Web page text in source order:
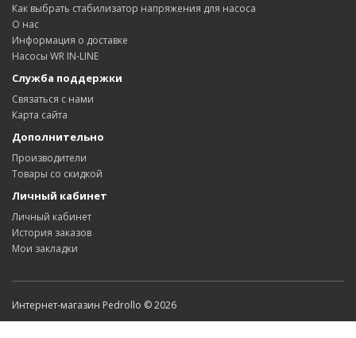
Как выбрать стабилизатор напряжения для насоса
О нас
Информация о доставке
Насосы WR IN-LINE
Служба поддержки
Связаться с нами
Карта сайта
Дополнительно
Производители
Товары со скидкой
Личный кабинет
Личный кабинет
История заказов
Мои закладки
Интернет-магазин Pedrollo © 2026